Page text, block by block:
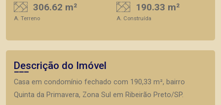
306.62 m²
A. Terreno
190.33 m²
A. Construída
Descrição do Imóvel
Casa em condomínio fechado com 190,33 m², bairro
Quinta da Primavera, Zona Sul em Ribeirão Preto/SP.